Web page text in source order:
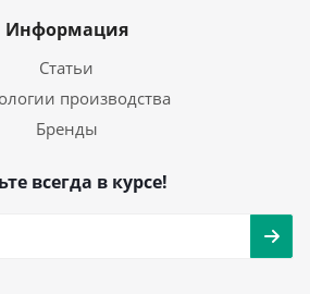
Информация
Статьи
производства
Бренды
всегда в курсе!